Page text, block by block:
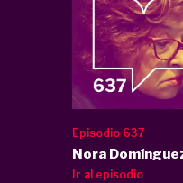
Episodio 637
Nora
Ir al episodio